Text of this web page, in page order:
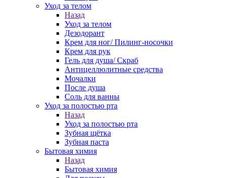
Уход за телом
Назад
Уход за телом
Дезодорант
Крем для ног/ Пилинг-носочки
Крем для рук
Гель для душа/ Скраб
Антицеллюлитные средства
Мочалки
После душа
Соль для ванны
Уход за полостью рта
Назад
Уход за полостью рта
Зубная щётка
Зубная паста
Бытовая химия
Назад
Бытовая химия